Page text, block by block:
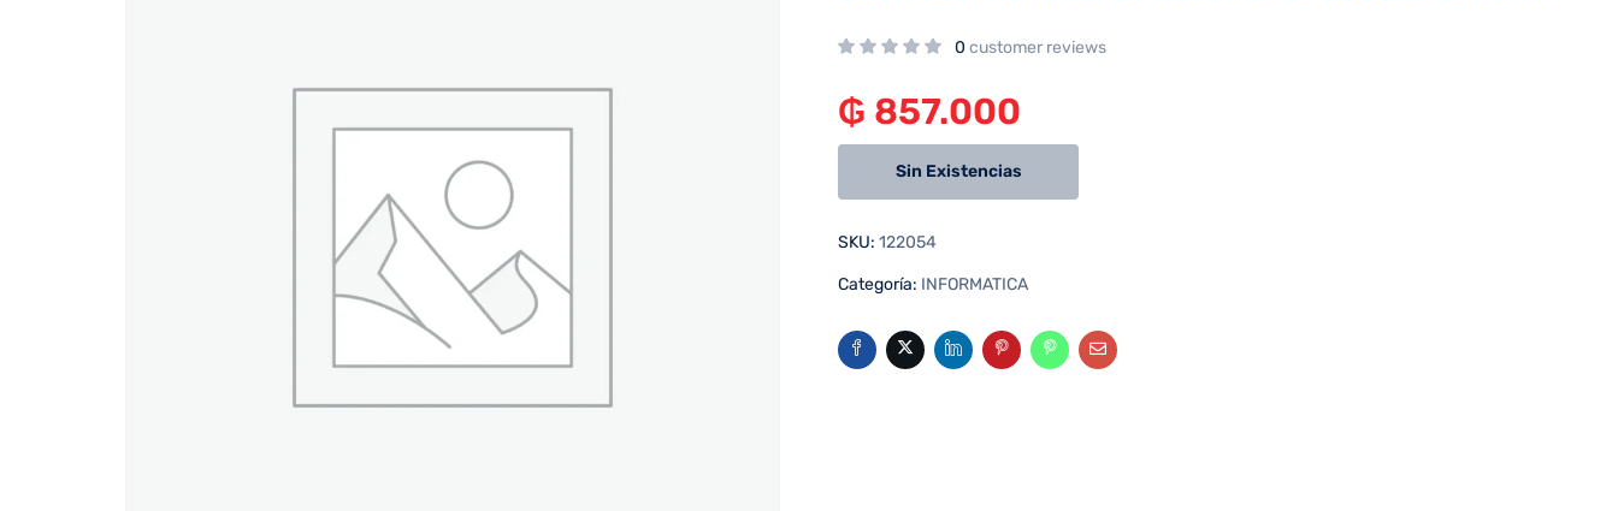
0 customer reviews
₲ 857.000
Sin Existencias
SKU: 122054
Categoría: INFORMATICA